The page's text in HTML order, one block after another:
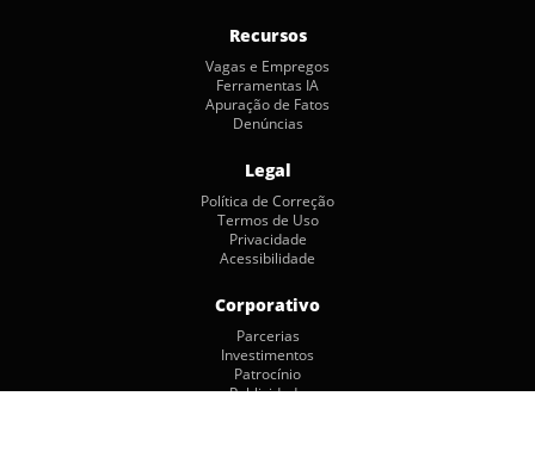
Recursos
Vagas e Empregos
Ferramentas IA
Apuração de Fatos
Denúncias
Legal
Política de Correção
Termos de Uso
Privacidade
Acessibilidade
Corporativo
Parcerias
Investimentos
Patrocínio
Publicidade